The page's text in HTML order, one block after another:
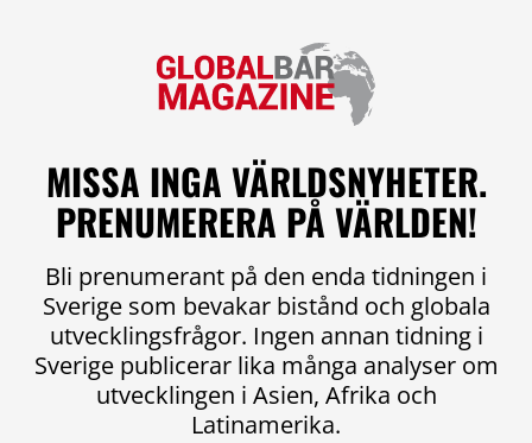
MISSA INGA VÄRLDSNYHETER.
PRENUMERERA PÅ VÄRLDEN!
Bli prenumerant på den enda tidningen i
Sverige som bevakar bistånd och globala
utvecklingsfrågor. Ingen annan tidning i
Sverige publicerar lika många analyser om
utvecklingen i Asien, Afrika och
Latinamerika.